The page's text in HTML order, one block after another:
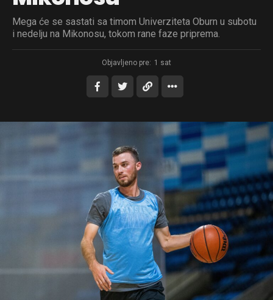
Mega će se sastati sa timom Univerziteta Oburn u subotu
i nedelju na Mikonosu, tokom rane faze priprema.
Objavljeno pre: 1 sat